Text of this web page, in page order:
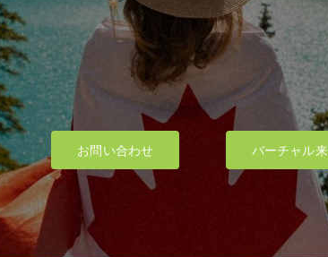
お問い合わせ バーチャル